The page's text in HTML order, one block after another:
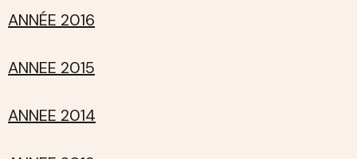
ANNÉE 2016
ANNEE 2015
ANNEE 2014